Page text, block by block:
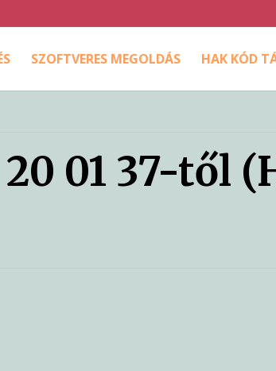
SZOFTVERES MEGOLDÁS HAK KÓD
01 37-től